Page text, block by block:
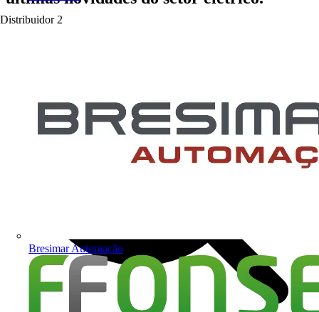
Distribuidor 2
Bresimar Automação